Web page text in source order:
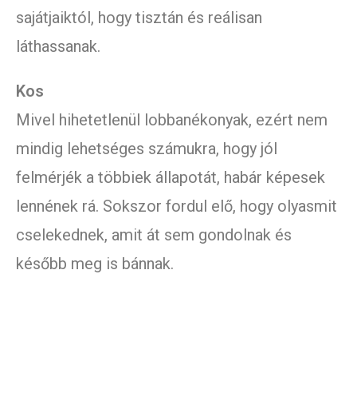
sajátjaiktól, hogy tisztán és reálisan
láthassanak.
Kos
Mivel hihetetlenül lobbanékonyak, ezért nem
mindig lehetséges számukra, hogy jól
felmérjék a többiek állapotát, habár képesek
lennének rá. Sokszor fordul elő, hogy olyasmit
cselekednek, amit át sem gondolnak és
később meg is bánnak.